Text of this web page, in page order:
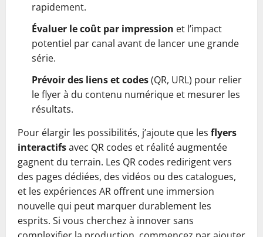
rapidement.
Évaluer le coût par impression et l’impact
potentiel par canal avant de lancer une grande
série.
Prévoir des liens et codes(QR, URL) pour relier
le flyer à du contenu numérique et mesurer les
résultats.
Pour élargir les possibilités, j’ajoute que les flyers
interactifsavec QR codes et réalité augmentée
gagnent du terrain. Les QR codes redirigent vers
des pages dédiées, des vidéos ou des catalogues,
et les expériences AR offrent une immersion
nouvelle qui peut marquer durablement les
esprits. Si vous cherchez à innover sans